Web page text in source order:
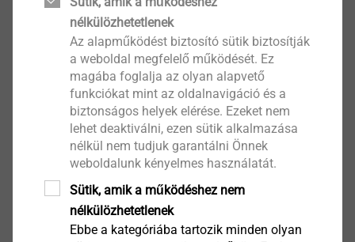
kinyomópisztollyal
Használható nedves betonban és vízzel töltött
furatokban
Szállítás 2 db keverőszárral
Megjegyzés
Kérjük, tervezésnél és felhasználásnál vegye
figyelembe a vonatkozó szabványokat. A tárolási
hőmérséklet nem lehet tartósan 25 °C felett! Kérjük,
állítva tárolja!
nélkülözhetetlenek
Az alapműködést biztosító sütik biztosítják
a weboldal megfelelő működését. Ez
magába foglalja az olyan alapvető
funkciókat mint az oldalnavigáció és a
biztonságos helyek elérése. Ezeket nem
lehet deaktiválni, ezen sütik alkalmazása
nélkül nem tudjuk garantálni Önnek
weboldalunk kényelmes használatát.
Sütik, amik a működéshez nem
nélkülözhetetlenek
Ebbe a kategóriába tartozik minden olyan